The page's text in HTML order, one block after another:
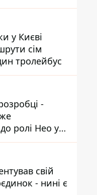
-
у Києві
сім
тролейбус
-
ролі Нео у
свій
- нині є